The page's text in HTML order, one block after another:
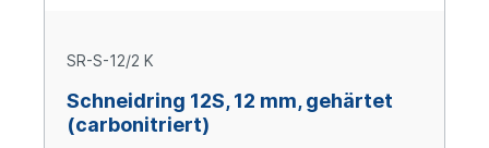
SR-S-12/2 K
Schneidring 12S, 12 mm, gehärtet
(carbonitriert)